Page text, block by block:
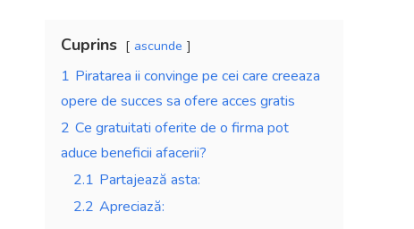
Cuprins ascunde
1 Piratarea ii convinge pe cei care creeaza
opere de succes sa ofere acces gratis
2 Ce gratuitati oferite de o firma pot
aduce beneficii afacerii?
2.1 Partajează asta:
2.2 Apreciază: